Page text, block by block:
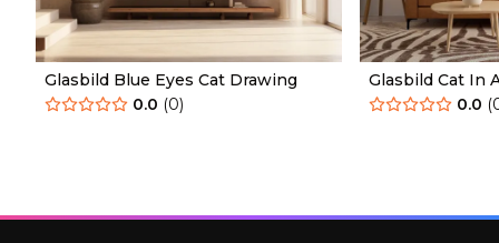
Glasbild Blue Eyes Cat Drawing
0.0 (0)
Glasbild Cat In
0.0 (